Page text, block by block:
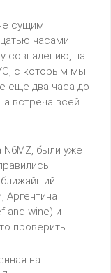
сущим
часами
совпадению, на
с которым мы
еще два часа до
встреча всей
были уже
Аргентина
and wine) и
проверить.
на